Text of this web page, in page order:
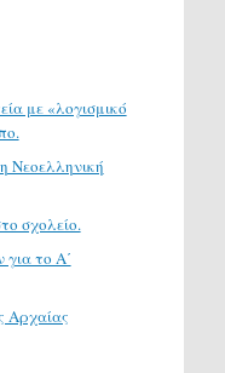
με «λογισμικό
Νεοελληνική
σχολείο.
το Α΄
Αρχαίας